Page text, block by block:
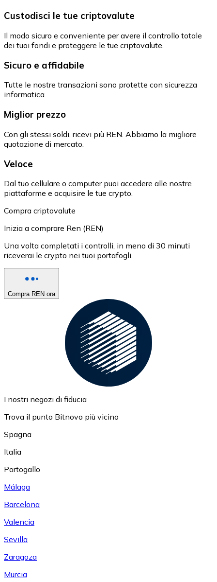
Custodisci le tue criptovalute
Il modo sicuro e conveniente per avere il controllo totale
dei tuoi fondi e proteggere le tue criptovalute.
Sicuro e affidabile
Tutte le nostre transazioni sono protette con sicurezza
informatica.
Miglior prezzo
Con gli stessi soldi, ricevi più REN. Abbiamo la migliore
quotazione di mercato.
Veloce
Dal tuo cellulare o computer puoi accedere alle nostre
piattaforme e acquisire le tue crypto.
Compra criptovalute
Inizia a comprare Ren (REN)
Una volta completati i controlli, in meno di 30 minuti
riceverai le crypto nei tuoi portafogli.
Compra REN ora
I nostri negozi di fiducia
Trova il punto Bitnovo più vicino
Spagna
Italia
Portogallo
Málaga
Barcelona
Valencia
Sevilla
Zaragoza
Murcia